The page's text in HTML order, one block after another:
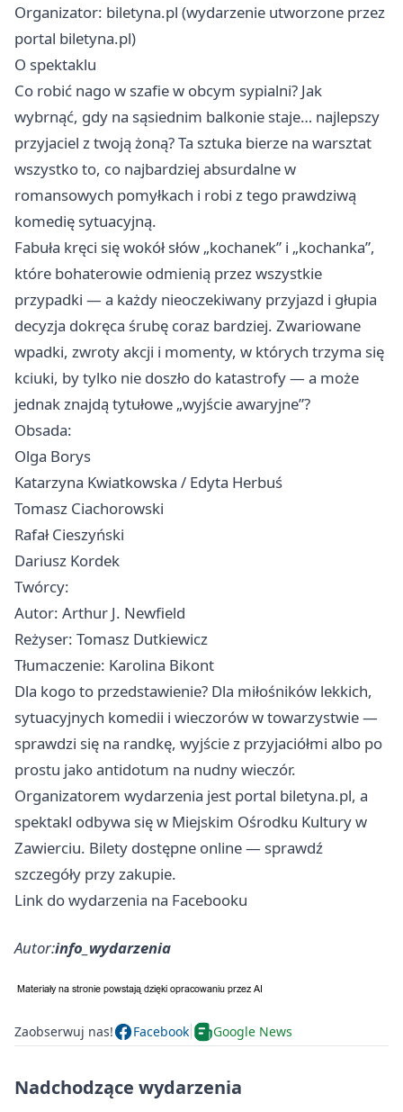
Organizator: biletyna.pl (wydarzenie utworzone przez
portal biletyna.pl)
O spektaklu
Co robić nago w szafie w obcym sypialni? Jak
wybrnąć, gdy na sąsiednim balkonie staje… najlepszy
przyjaciel z twoją żoną? Ta sztuka bierze na warsztat
wszystko to, co najbardziej absurdalne w
romansowych pomyłkach i robi z tego prawdziwą
komedię sytuacyjną.
Fabuła kręci się wokół słów „kochanek” i „kochanka”,
które bohaterowie odmienią przez wszystkie
przypadki — a każdy nieoczekiwany przyjazd i głupia
decyzja dokręca śrubę coraz bardziej. Zwariowane
wpadki, zwroty akcji i momenty, w których trzyma się
kciuki, by tylko nie doszło do katastrofy — a może
jednak znajdą tytułowe „wyjście awaryjne”?
Obsada:
Olga Borys
Katarzyna Kwiatkowska / Edyta Herbuś
Tomasz Ciachorowski
Rafał Cieszyński
Dariusz Kordek
Twórcy:
Autor: Arthur J. Newfield
Reżyser: Tomasz Dutkiewicz
Tłumaczenie: Karolina Bikont
Dla kogo to przedstawienie? Dla miłośników lekkich,
sytuacyjnych komedii i wieczorów w towarzystwie —
sprawdzi się na randkę, wyjście z przyjaciółmi albo po
prostu jako antidotum na nudny wieczór.
Organizatorem wydarzenia jest portal biletyna.pl, a
spektakl odbywa się w Miejskim Ośrodku Kultury w
Zawierciu. Bilety dostępne online — sprawdź
szczegóły przy zakupie.
Link do wydarzenia na Facebooku
Autor:info_wydarzenia
Zaobserwuj nas! Facebook Google News
Nadchodzące wydarzenia